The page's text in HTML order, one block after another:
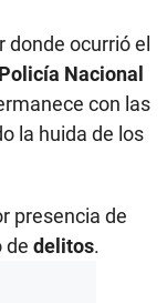
donde ocurrió el
Policía Nacional
con las
la huida de los
presencia de
de delitos.